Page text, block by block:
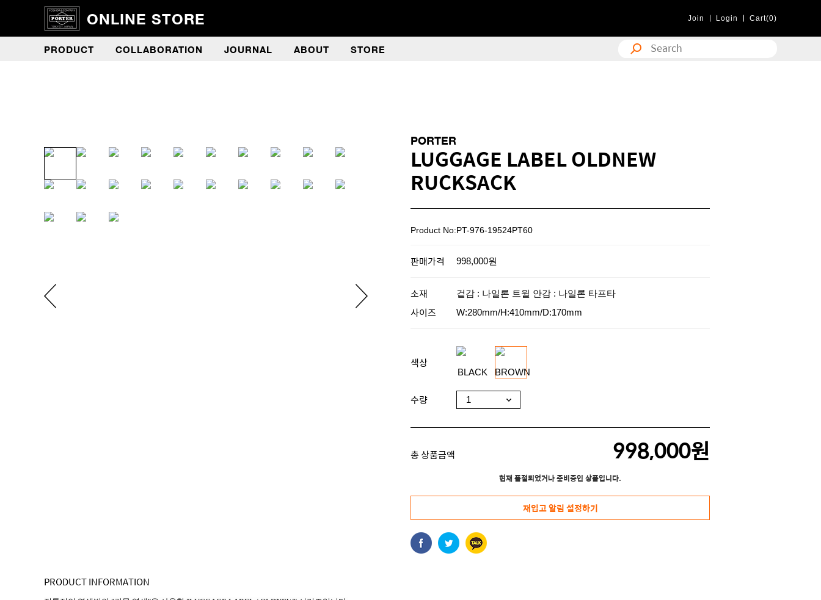
ONLINE STORE Join Login Cart(0)
PRODUCT COLLABORATION JOURNAL ABOUT STORE
PORTER
LUGGAGE LABEL OLDNEW
RUCKSACK
Product No:PT-976-19524PT60
판매가격 998,000원
소재 겉감 : 나일론 트윌 안감 : 나일론 타프타
사이즈 W:280mm/H:410mm/D:170mm
색상
수량
총 상품금액 998,000원
현재 품절되었거나 준비중인 상품입니다.
재입고 알림 설정하기
PRODUCT INFORMATION